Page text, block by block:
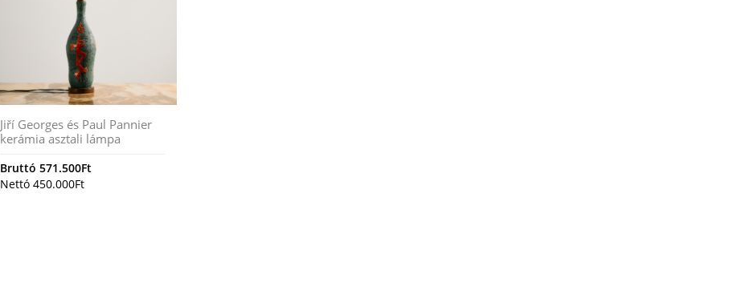
Jiří Georges és Paul Pannier
kerámia asztali lámpa
Bruttó 571.500Ft
Nettó 450.000Ft